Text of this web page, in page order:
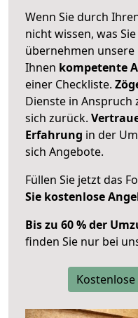
Wenn Sie durch
nicht wissen, was
übernehmen
Ihnen kompetente
einer Checkliste.
Dienste in Anspruch
sich zurück.
Erfahrung in der
sich Angebote.
Füllen Sie jetzt das
Sie kostenlose
Bis zu 60 % der
finden Sie nur bei